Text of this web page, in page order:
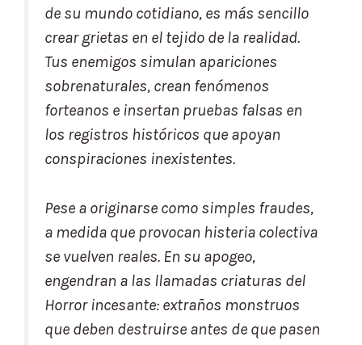
de su mundo cotidiano, es más sencillo
crear grietas en el tejido de la realidad.
Tus enemigos simulan apariciones
sobrenaturales, crean fenómenos
forteanos e insertan pruebas falsas en
los registros históricos que apoyan
conspiraciones inexistentes.
Pese a originarse como simples fraudes,
a medida que provocan histeria colectiva
se vuelven reales. En su apogeo,
engendran a las llamadas criaturas del
Horror incesante: extraños monstruos
que deben destruirse antes de que pasen